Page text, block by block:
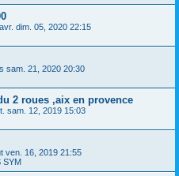
avr. dim. 05, 2020 22:15
sam. 21, 2020 20:30
2 roues ,aix en provence
sam. 12, 2019 15:03
ven. 16, 2019 21:55
SYM